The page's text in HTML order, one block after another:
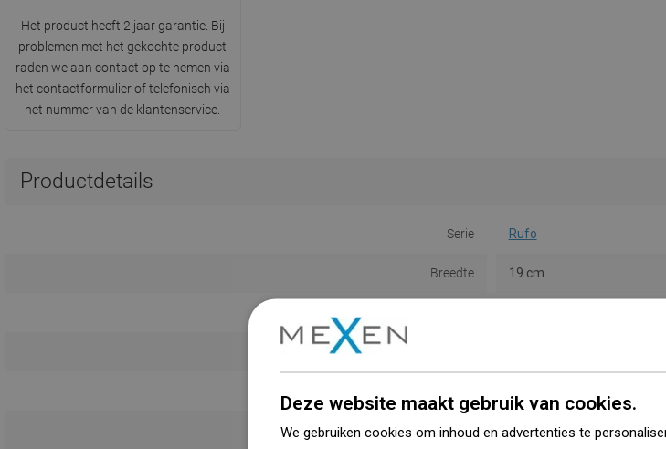
Het product heeft 2 jaar garantie. Bij
problemen met het gekochte product
raden we aan contact op te nemen via
het contactformulier of telefonisch via
het nummer van de klantenservice.
Productdetails
Serie Rufo
Breedte 19 cm
Materiaal Metaal
Deze website maakt gebruik van cookies.
We gebruiken cookies om inhoud en advertenties te